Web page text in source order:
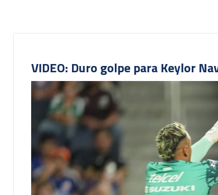
VIDEO: Duro golpe para Keylor